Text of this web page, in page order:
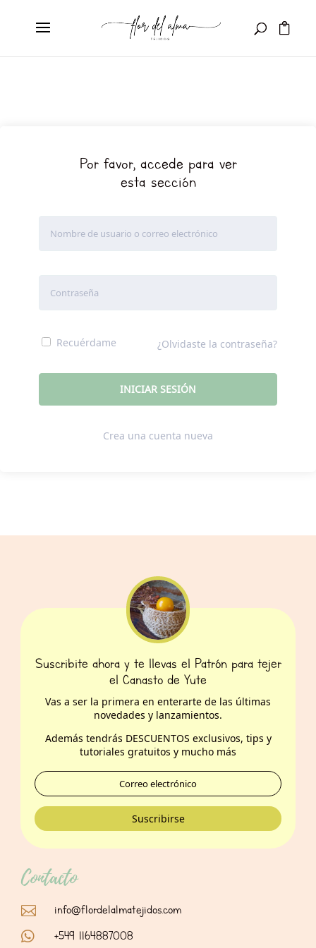
Por favor, accede para ver
esta sección
Recuérdame ¿Olvidaste la contraseña?
Crea una cuenta nueva
Suscribite ahora y te llevas el Patrón para tejer
el Canasto de Yute
Vas a ser la primera en enterarte de las últimas
novedades y lanzamientos.
Además tendrás DESCUENTOS exclusivos, tips y
tutoriales gratuitos y mucho más
Suscribirse
Contacto

info@flordelalmatejidos.com

+549 1164887008